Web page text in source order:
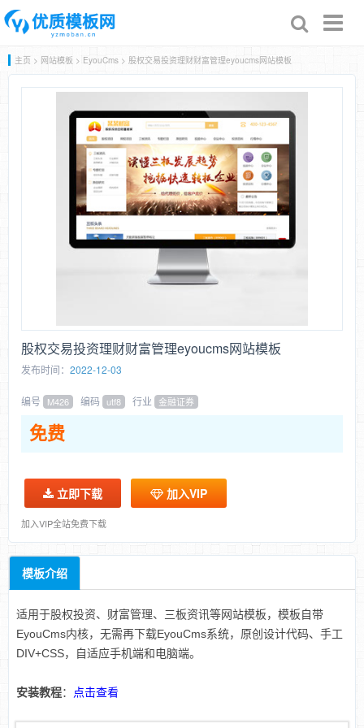
主页 > 网站模板 > EyouCms > 股权交易投资理财财富管理eyoucms网站模板
股权交易投资理财财富管理eyoucms网站模板
发布时间： 2022-12-03
编号 M426 编码 utf8 行业 金融证券
免费
立即下载 加入VIP
加入VIP全站免费下载
模板介绍
适用于股权投资、财富管理、三板资讯等网站模板，模板自带
EyouCms内核，无需再下载EyouCms系统，原创设计代码、手工
DIV+CSS，自适应手机端和电脑端。
安装教程： 点击查看